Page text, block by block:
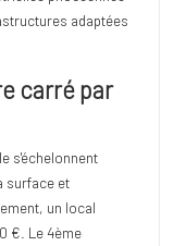
adaptées
carré par
s'échelonnent
surface et
un local
€. Le 4ème